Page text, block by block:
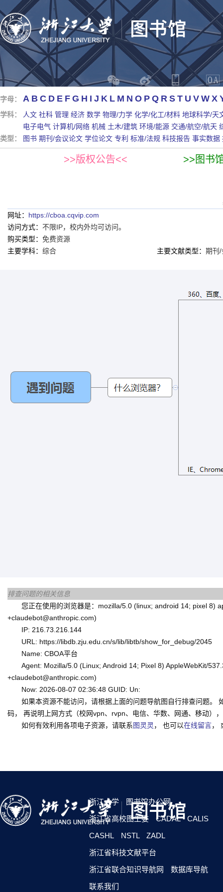
字母： A B C D E F G H I J K L M N O P Q R S T U V W X
学科： 人文 社科 管理 经济 数学 物理/力学 化学/化工/材料 地球科学/天
电子电气 计算机/网络 机械 土木/建筑 环境/能源 交通/航空/航天
类型：
图书 期刊/会议论文 学位论文 专利 标准/法规 科技报告 事实数据
>>版权公告<< >>图书
网址： https://cboa.cqvip.com
访问方式： 不限IP，校内外均可访问。
购买类型： 免费资源
主要学科： 综合 主要文献类型： 期刊/
排查问题的相关信息
您正在使用的浏览器是：mozilla/5.0 (linux; android 14; pixel 8)
+claudebot@anthropic.com)
IP: 216.73.216.144
URL: https://libdb.zju.edu.cn/s/lib/libtb/show_for_debug/2045
Name: CBOA平台
Agent: Mozilla/5.0 (Linux; Android 14; Pixel 8) AppleWebKit/
+claudebot@anthropic.com)
Now: 2026-08-07 02:36:48 GUID: Un:
如果本资源不能访问，请根据上面的问题导航图自行排查问题。
码， 再说明上网方式（校网vpn、rvpn、电信、华数、网通、移动）
如何有效利用各项电子资源，请联系图灵灵 ， 也可以在线留言，
浙江大学
图书馆办公网
浙江省高校图工委
CADAL
CALIS
CASHL
NSTL
ZADL
浙江省科技文献平台
浙江省联合知识导航网
数据库导航
联系我们